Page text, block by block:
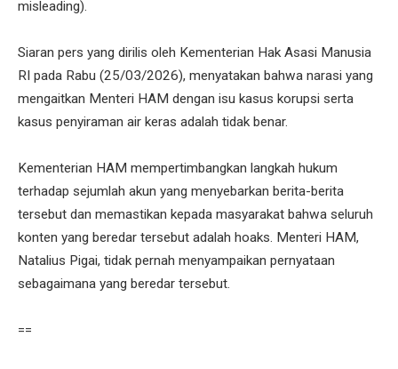
misleading).
Siaran pers yang dirilis oleh Kementerian Hak Asasi Manusia
RI pada Rabu (25/03/2026), menyatakan bahwa narasi yang
mengaitkan Menteri HAM dengan isu kasus korupsi serta
kasus penyiraman air keras adalah tidak benar.
Kementerian HAM mempertimbangkan langkah hukum
terhadap sejumlah akun yang menyebarkan berita-berita
tersebut dan memastikan kepada masyarakat bahwa seluruh
konten yang beredar tersebut adalah hoaks. Menteri HAM,
Natalius Pigai, tidak pernah menyampaikan pernyataan
sebagaimana yang beredar tersebut.
==